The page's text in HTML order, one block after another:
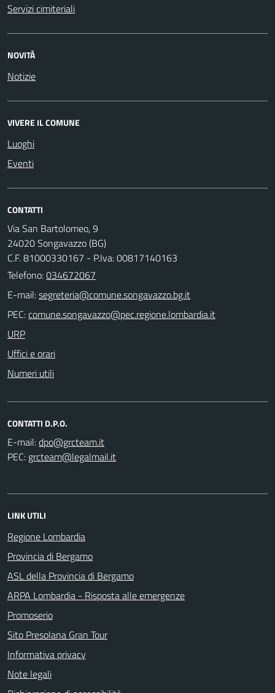
Servizi cimiteriali
NOVITÀ
Notizie
VIVERE IL COMUNE
Luoghi
Eventi
CONTATTI
Via San Bartolomeo, 9
24020 Songavazzo (BG)
C.F. 81000330167 - P.Iva: 00817140163
Telefono:034672067
E-mail:
PEC:
URP
Uffici e orari
Numeri utili
CONTATTI D.P.O.
E-mail:
PEC:
LINK UTILI
Regione Lombardia
Provincia di Bergamo
ASL della Provincia di Bergamo
ARPA Lombardia - Risposta alle emergenze
Promoserio
Sito Presolana Gran Tour
Informativa privacy
Note legali